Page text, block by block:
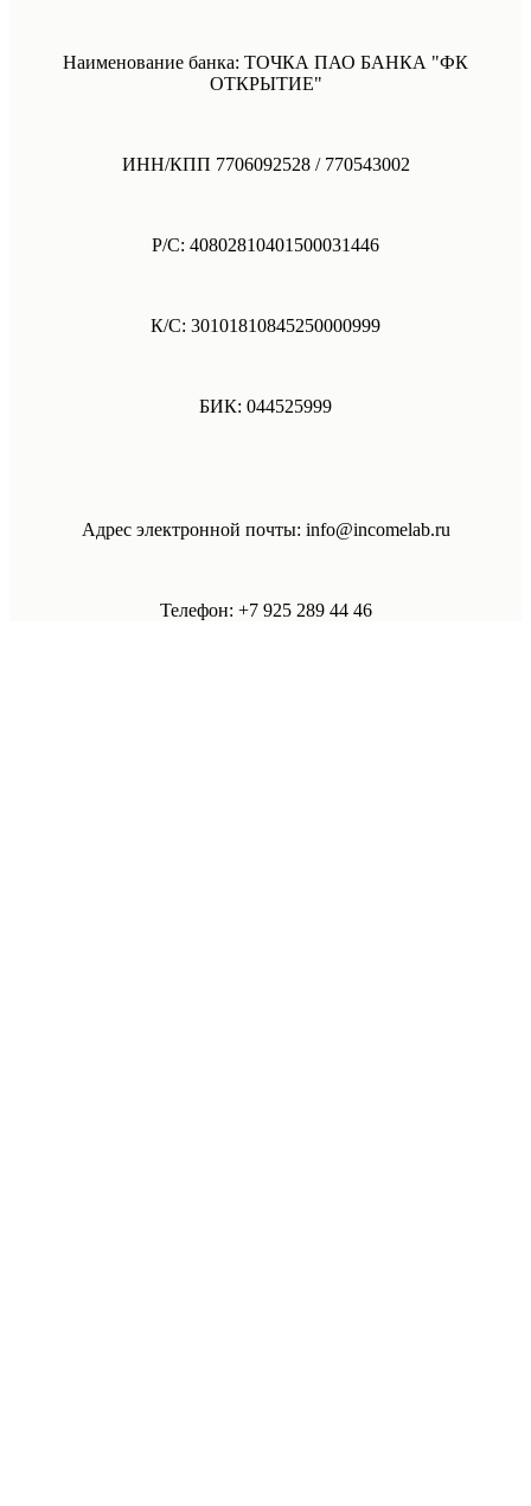
Наименование банка: ТОЧКА ПАО БАНКА "ФК
ОТКРЫТИЕ"
ИНН/КПП 7706092528 / 770543002
Р/С: 40802810401500031446
К/С: 30101810845250000999
БИК: 044525999
Адрес электронной почты: info@incomelab.ru
Телефон: +7 925 289 44 46